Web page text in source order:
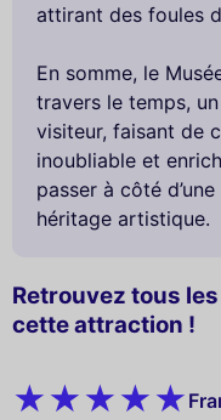
Retrouvez tous
cette attraction !
attirant des foules
En somme, le
travers le temps,
visiteur, faisant de
inoubliable et
passer à côté
héritage artistique.